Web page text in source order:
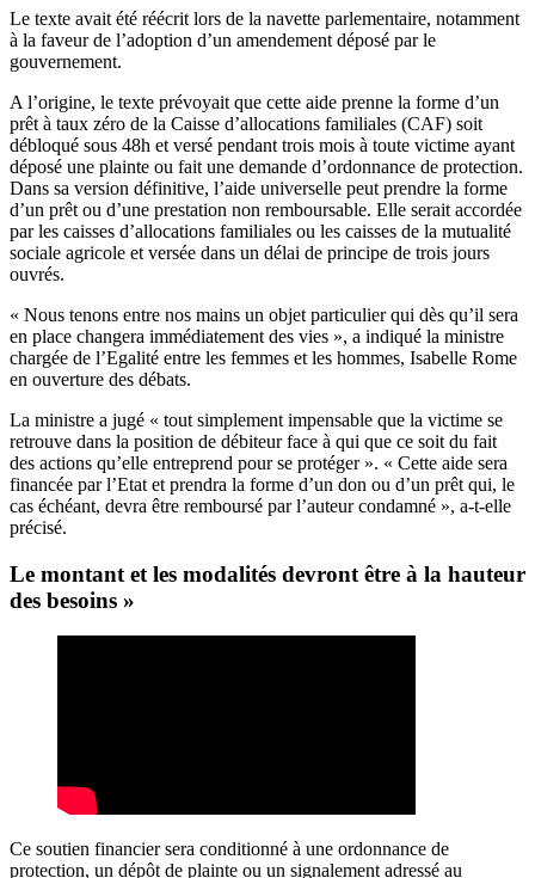
Le texte avait été réécrit lors de la navette parlementaire, notamment
à la faveur de l’adoption d’un amendement déposé par le
gouvernement.
A l’origine, le texte prévoyait que cette aide prenne la forme d’un
prêt à taux zéro de la Caisse d’allocations familiales (CAF) soit
débloqué sous 48h et versé pendant trois mois à toute victime ayant
déposé une plainte ou fait une demande d’ordonnance de protection.
Dans sa version définitive, l’aide universelle peut prendre la forme
d’un prêt ou d’une prestation non remboursable. Elle serait accordée
par les caisses d’allocations familiales ou les caisses de la mutualité
sociale agricole et versée dans un délai de principe de trois jours
ouvrés.
« Nous tenons entre nos mains un objet particulier qui dès qu’il sera
en place changera immédiatement des vies », a indiqué la ministre
chargée de l’Egalité entre les femmes et les hommes, Isabelle Rome
en ouverture des débats.
La ministre a jugé « tout simplement impensable que la victime se
retrouve dans la position de débiteur face à qui que ce soit du fait
des actions qu’elle entreprend pour se protéger ». « Cette aide sera
financée par l’Etat et prendra la forme d’un don ou d’un prêt qui, le
cas échéant, devra être remboursé par l’auteur condamné », a-t-elle
précisé.
Le montant et les modalités devront être à la hauteur
des besoins »
Ce soutien financier sera conditionné à une ordonnance de
protection, un dépôt de plainte ou un signalement adressé au